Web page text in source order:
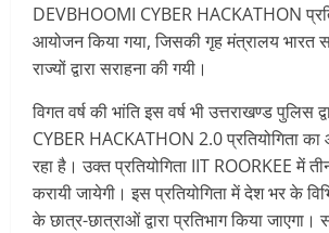
DEVBHOOMI CYBER HACKATHON
आयोजन किया गया, जिसकी गृह मंत्रालय भारत
राज्यों द्वारा सराहना की गयी।
विगत वर्ष की भांति इस वर्ष भी उत्तराखण्ड पुलिस
CYBER HACKATHON 2.0 प्रतियोगिता
रहा है। उक्त प्रतियोगिता IIT ROORKEE में
करायी जायेगी। इस प्रतियोगिता में देश भर के
के छात्र-छात्राओं द्वारा प्रतिभाग किया जाएगा।